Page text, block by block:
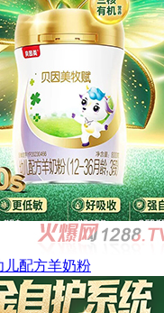
儿配方羊奶粉